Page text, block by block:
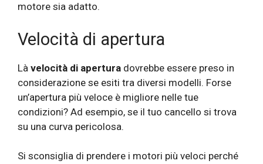
motore sia adatto.
Velocità di apertura
Là velocità di apertura dovrebbe essere preso in
considerazione se esiti tra diversi modelli. Forse
un’apertura più veloce è migliore nelle tue
condizioni? Ad esempio, se il tuo cancello si trova
su una curva pericolosa.
Si sconsiglia di prendere i motori più veloci perché